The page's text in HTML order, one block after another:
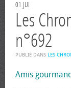
01 JUI
Les
n°692
PUBLIÉ DANS LES
Amis